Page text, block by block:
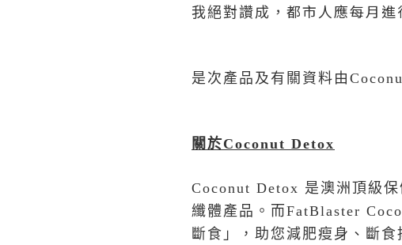
我絕對讚成 ，都市人應每月
是次產品及有關資料由
關於Coconut Detox
Coconut Detox 是澳洲頂級
纖體產品。而FatBlaster
斷食」，助您減肥瘦身、斷